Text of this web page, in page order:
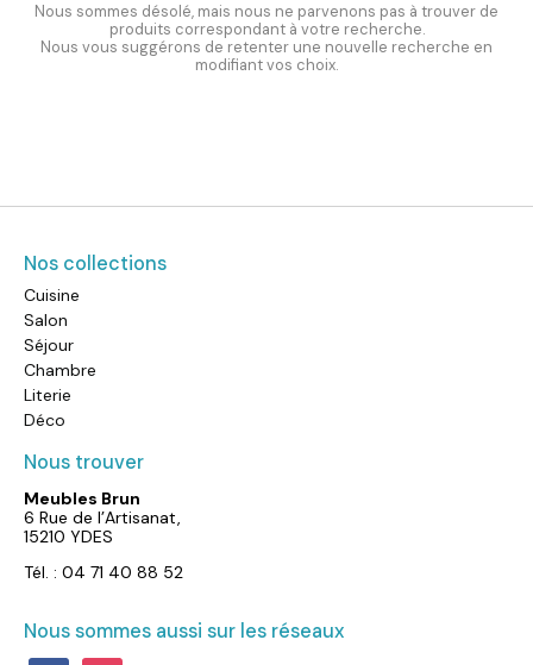
Nous sommes désolé, mais nous ne parvenons pas à trouver de
produits correspondant à votre recherche.
Nous vous suggérons de retenter une nouvelle recherche en
modifiant vos choix.
Nos collections
Cuisine
Salon
Séjour
Chambre
Literie
Déco
Nous trouver
Meubles Brun
6 Rue de l’Artisanat,
15210 YDES
Tél. : 04 71 40 88 52
Nous sommes aussi sur les réseaux